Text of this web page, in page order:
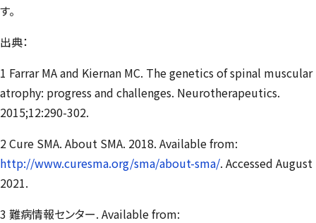
す。
出典：
1 Farrar MA and Kiernan MC. The genetics of spinal muscular
atrophy: progress and challenges. Neurotherapeutics.
2015;12:290-302.
2 Cure SMA. About SMA. 2018. Available from:
http://www.curesma.org/sma/about-sma/. Accessed August
2021.
3 難病情報センター. Available from: